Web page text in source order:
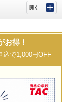
お得！
込で1,000円OFF